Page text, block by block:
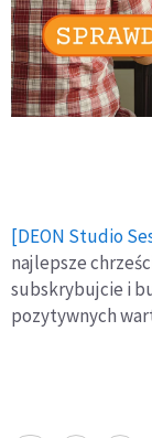
[DEON Studio
najlepsze
subskrybujcie i
pozytywnych